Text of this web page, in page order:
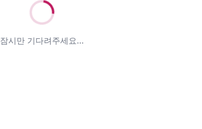
잠시만 기다려주세요...